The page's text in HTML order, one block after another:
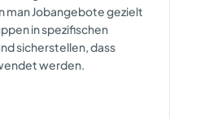
man Jobangebote gezielt
in spezifischen
sicherstellen, dass
werden.